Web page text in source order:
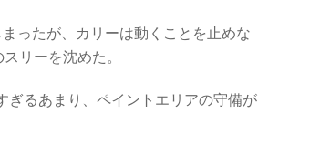
ったが、カリーは動くことを止めな
リーを沈めた。
ぎるあまり、ペイントエリアの守備が